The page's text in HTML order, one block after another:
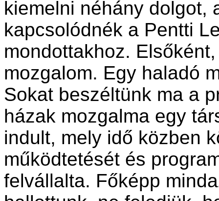
kiemelni néhány dolgot,
kapcsolódnék a Pentti
mondottakhoz.
mozgalom. Egy haladó
Sokat beszéltünk ma a
házak mozgalma egy
indult, mely idő közben
működtetését és
felvállalta. Főképp